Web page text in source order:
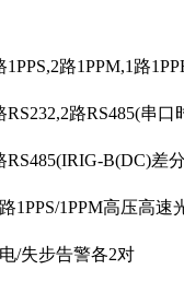
1PPS,2路1PPM,1路
RS232,2路RS485(串口
RS485(IRIG-B(DC)差
1PPS/1PPM高压高
/失步告警各2对